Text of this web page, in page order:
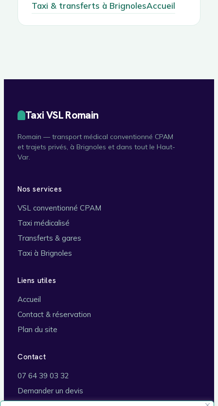
Taxi & transferts à BrignolesAccueil
Taxi VSL Romain
Romain — transport médical conventionné CPAM
et trajets privés, à Brignoles et dans tout le Haut-
Var.
Nos services
VSL conventionné CPAM
Taxi médicalisé
Transferts & gares
Taxi à Brignoles
Liens utiles
Accueil
Contact & réservation
Plan du site
Contact
07 64 39 03 32
Demander un devis